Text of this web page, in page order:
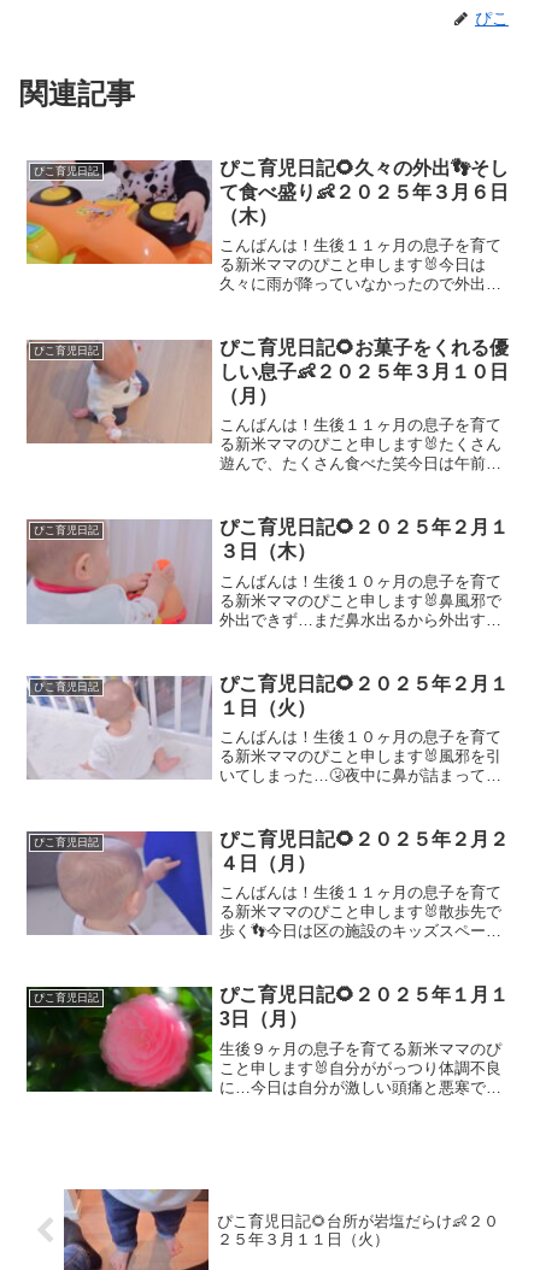
ぴこ
関連記事
ぴこ育児日記
ぴこ育児日記🌻久々の外出👣そし
て食べ盛り👶２０２５年３月６日
（木）
こんばんは！生後１１ヶ月の息子を育て
る新米ママのぴこと申します🐰今日は
久々に雨が降っていなかったので外出！
やっぱり寒いは寒いね…風が冷たかった
🌀息子は久々の外出にワクワ...
ぴこ育児日記
ぴこ育児日記🌻お菓子をくれる優
しい息子👶２０２５年３月１０日
（月）
こんばんは！生後１１ヶ月の息子を育て
る新米ママのぴこと申します🐰たくさん
遊んで、たくさん食べた笑今日は午前中
べるスペースでは、ひたすら歩いてた👣
そこの職員さんにも「本当...
ぴこ育児日記
ぴこ育児日記🌻２０２５年２月１
３日（木）
こんばんは！生後１０ヶ月の息子を育て
る新米ママのぴこと申します🐰鼻風邪で
外出できず…まだ鼻水出るから外出する
く感じてきた…😇息子はとにかく歩くの
が好きだから、ほぼほぼ遊...
ぴこ育児日記
ぴこ育児日記🌻２０２５年２月１
１日（火）
こんばんは！生後１０ヶ月の息子を育て
る新米ママのぴこと申します🐰風邪を引
いてしまった…🤧夜中に鼻が詰まってた
まって、若干睡眠不足…😪辛そうだった
から早朝にミルクついでに...
ぴこ育児日記
ぴこ育児日記🌻２０２５年２月２
４日（月）
こんばんは！生後１１ヶ月の息子を育て
る新米ママのぴこと申します🐰散歩先で
歩く👣今日は区の施設のキッズスペース
帰ってからお昼寝して、起きた後は夕食
も食べずぐずぐず💦寝るわ...
ぴこ育児日記
ぴこ育児日記🌻２０２５年１月１
3日（月）
生後９ヶ月の息子を育てる新米ママのぴ
こと申します🐰自分ががっつり体調不良
に…今日は自分が激しい頭痛と悪寒でダ
ぴこ育児日記🌻台所が岩塩だらけ👶２０
２５年３月１１日（火）